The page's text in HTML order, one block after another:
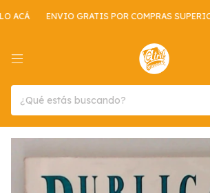
ENVIO GRATIS POR COMPRAS